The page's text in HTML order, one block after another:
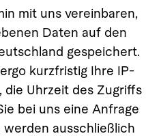
mit uns vereinbaren,
Daten auf den
gespeichert.
kurzfristig Ihre IP-
die Uhrzeit des Zugriffs
bei uns eine Anfrage
ausschließlich